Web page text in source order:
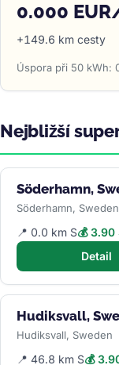
0.000
+149.6 km cesty
Úspora při 50 kWh:
Nejbližší
Söderhamn,
Söderhamn, Sweden
📍 0.0 km S💰 3.90
Detail
Hudiksvall,
Hudiksvall, Sweden
📍 46.8 km S💰